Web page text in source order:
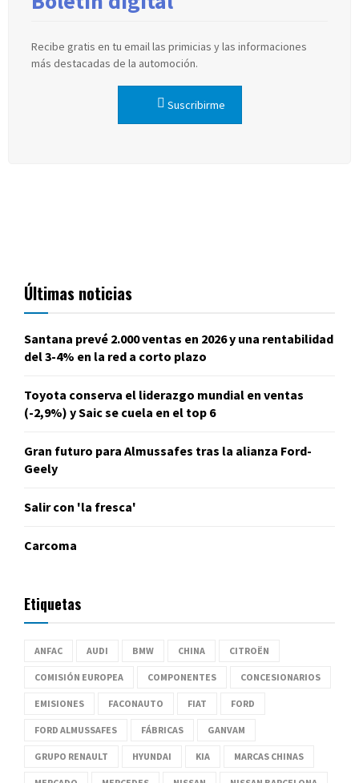
Recibe gratis en tu email las primicias y las informaciones
más destacadas de la automoción.
Suscribirme
Últimas noticias
Santana prevé 2.000 ventas en 2026 y una rentabilidad
del 3-4% en la red a corto plazo
Toyota conserva el liderazgo mundial en ventas
(-2,9%) y Saic se cuela en el top 6
Gran futuro para Almussafes tras la alianza Ford-
Geely
Salir con 'la fresca'
Carcoma
Etiquetas
ANFAC AUDI BMW CHINA CITROËN
COMISIÓN EUROPEA COMPONENTES CONCESIONARIOS
EMISIONES FACONAUTO FIAT FORD
FORD ALMUSSAFES FÁBRICAS GANVAM
GRUPO RENAULT HYUNDAI KIA MARCAS CHINAS